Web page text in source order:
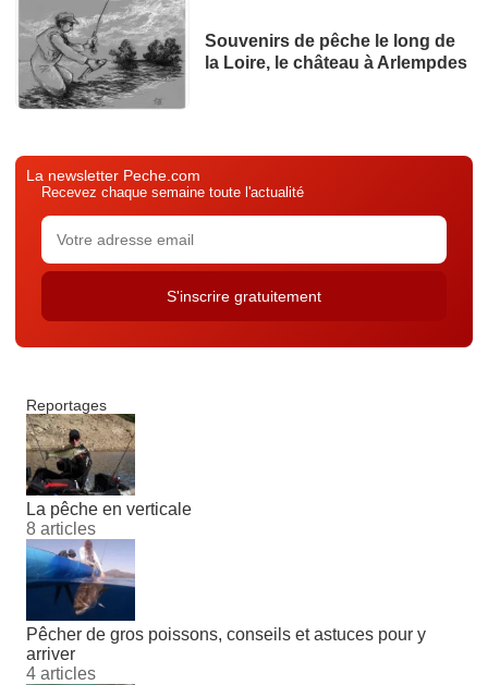
Souvenirs de pêche le long de
la Loire, le château à Arlempdes
La newsletter Peche.com
Recevez chaque semaine toute l'actualité
Reportages
La pêche en verticale
8 articles
Pêcher de gros poissons, conseils et astuces pour y
arriver
4 articles